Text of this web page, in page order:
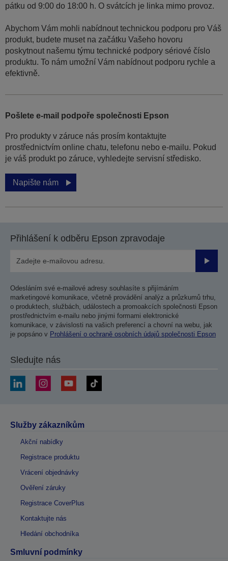
pátku od 9:00 do 18:00 h. O svátcích je linka mimo provoz.
Abychom Vám mohli nabídnout technickou podporu pro Váš
produkt, budete muset na začátku Vašeho hovoru
poskytnout našemu týmu technické podpory sériové číslo
produktu. To nám umožní Vám nabídnout podporu rychle a
efektivně.
Pošlete e-mail podpoře společnosti Epson
Pro produkty v záruce nás prosím kontaktujte
prostřednictvím online chatu, telefonu nebo e-mailu. Pokud
je váš produkt po záruce, vyhledejte servisní středisko.
Napište nám
Přihlášení k odběru Epson zpravodaje
Odesláním své e-mailové adresy souhlasíte s přijímáním
marketingové komunikace, včetně provádění analýz a průzkumů trhu,
o produktech, službách, událostech a promoakcích společnosti Epson
prostřednictvím e-mailu nebo jinými formami elektronické
komunikace, v závislosti na vašich preferencí a chovní na webu, jak
je popsáno v Prohlášení o ochraně osobních údajů společnosti Epson
Sledujte nás
Služby zákazníkům
Akční nabídky
Registrace produktu
Vrácení objednávky
Ověření záruky
Registrace CoverPlus
Kontaktujte nás
Hledání obchodníka
Smluvní podmínky